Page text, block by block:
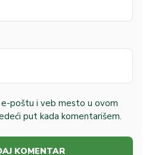
e-poštu i veb mesto u ovom
put kada komentarišem.